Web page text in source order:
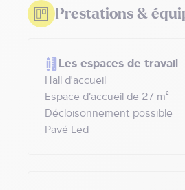
Prestations &
Les espaces de travail
Hall d'accueil
Espace d’accueil de 27 m²
Décloisonnement possible
Pavé Led